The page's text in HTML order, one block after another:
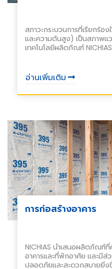
สภาวะกระบวนการที่เรียกร้
และความดันสูง) เป็นสภาพ
เทคโนโลยีผลิตภัณฑ์ NICHIAS
อ่านเพิ่มเติม
การก่อสร้างอาคาร
NICHIAS นำเสนอผลิตภัณฑ์
อาคารและที่พักอาศัย และมีส่
ปลอดภัยและสะดวกสบายยิ่ง